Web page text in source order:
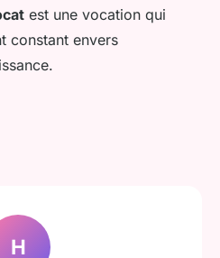
est une vocation qui
constant envers
H